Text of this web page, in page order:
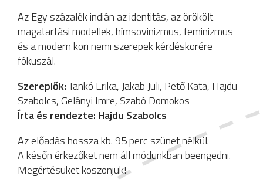
Az Egy százalék indián az identitás, az örökölt
magatartási modellek, hímsovinizmus, feminizmus
és a modern kori nemi szerepek kérdéskörére
fókuszál.
Szereplők:Tankó Erika, Jakab Juli, Pető Kata, Hajdu
Szabolcs, Gelányi Imre, Szabó Domokos
Írta és rendezte: Hajdu Szabolcs
Az előadás hossza kb. 95 perc szünet nélkül.
A későn érkezőket nem áll módunkban beengedni.
Megértésüket köszönjük!